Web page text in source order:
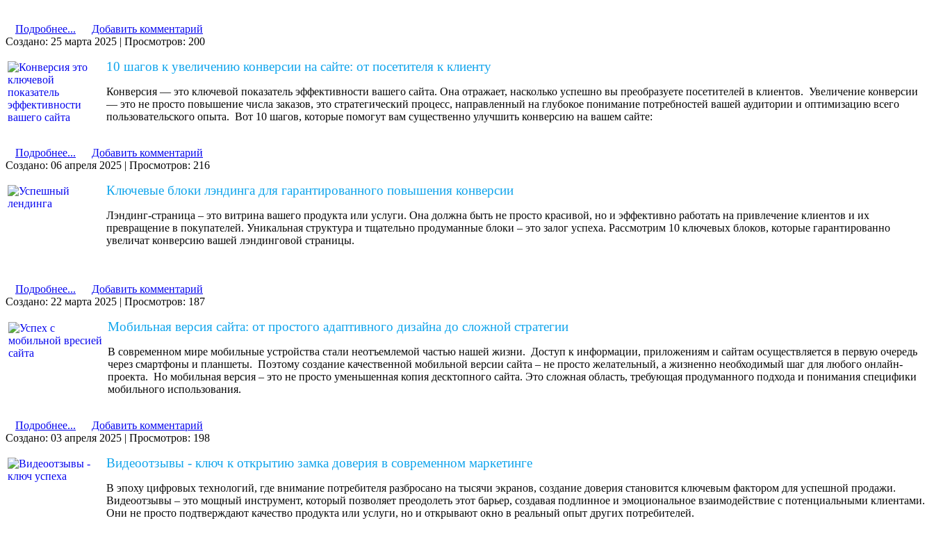
Подробнее...
Добавить комментарий
Создано: 25 марта 2025
Просмотров: 200
10 шагов к увеличению конверсии на сайте: от посетителя к клиенту
Конверсия — это ключевой показатель эффективности вашего сайта. Она отражает, насколько успешно вы преобразуете посетителей в клиентов. Увеличение конверсии
— это не просто повышение числа заказов, это стратегический процесс, направленный на глубокое понимание потребностей вашей аудитории и оптимизацию всего
пользовательского опыта. Вот 10 шагов, которые помогут вам существенно улучшить конверсию на вашем сайте:
Подробнее...
Добавить комментарий
Создано: 06 апреля 2025
Просмотров: 216
Ключевые блоки лэндинга для гарантированного повышения конверсии
Лэндинг-страница – это витрина вашего продукта или услуги. Она должна быть не просто красивой, но и эффективно работать на привлечение клиентов и их
превращение в покупателей. Уникальная структура и тщательно продуманные блоки – это залог успеха. Рассмотрим 10 ключевых блоков, которые гарантированно
увеличат конверсию вашей лэндинговой страницы.
Подробнее...
Добавить комментарий
Создано: 22 марта 2025
Просмотров: 187
Мобильная версия сайта: от простого адаптивного дизайна до сложной стратегии
В современном мире мобильные устройства стали неотъемлемой частью нашей жизни. Доступ к информации, приложениям и сайтам осуществляется в первую очередь
через смартфоны и планшеты. Поэтому создание качественной мобильной версии сайта – не просто желательный, а жизненно необходимый шаг для любого онлайн-
проекта. Но мобильная версия – это не просто уменьшенная копия десктопного сайта. Это сложная область, требующая продуманного подхода и понимания специфики
мобильного использования.
Подробнее...
Добавить комментарий
Создано: 03 апреля 2025
Просмотров: 198
Видеоотзывы - ключ к открытию замка доверия в современном маркетинге
В эпоху цифровых технологий, где внимание потребителя разбросано на тысячи экранов, создание доверия становится ключевым фактором для успешной продажи.
Видеоотзывы – это мощный инструмент, который позволяет преодолеть этот барьер, создавая подлинное и эмоциональное взаимодействие с потенциальными клиентами.
Они не просто подтверждают качество продукта или услуги, но и открывают окно в реальный опыт других потребителей.